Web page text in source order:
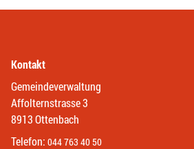
Kontakt
Gemeindeverwaltung
Affolternstrasse 3
8913 Ottenbach
Telefon: 044 763 40 50